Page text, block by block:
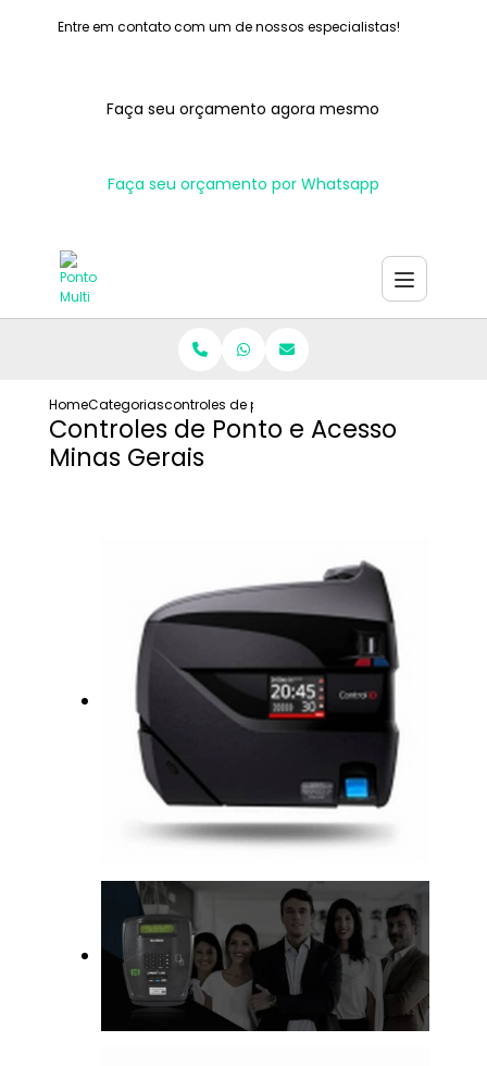
Entre em contato com um de nossos especialistas!
Faça seu orçamento agora mesmo
Faça seu orçamento por Whatsapp
HomeCategoriascontroles de ponto e acesso minas gerais
Controles de Ponto e Acesso
Minas Gerais